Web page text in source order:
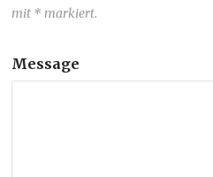
mit * markiert.
Message